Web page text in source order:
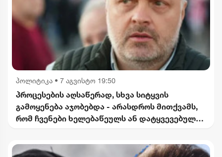
პოლიტიკა • 7 აგვისტო 19:50
პროცესების აღსაწერად, სხვა სიტყვის
გამოყენება აჯობებდა - არასდროს მითქვამს,
რომ ჩვენები ხელებაწეულს ან დატყვევებულს